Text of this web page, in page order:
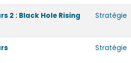
2 : Black Hole Rising Stratégie
Stratégie